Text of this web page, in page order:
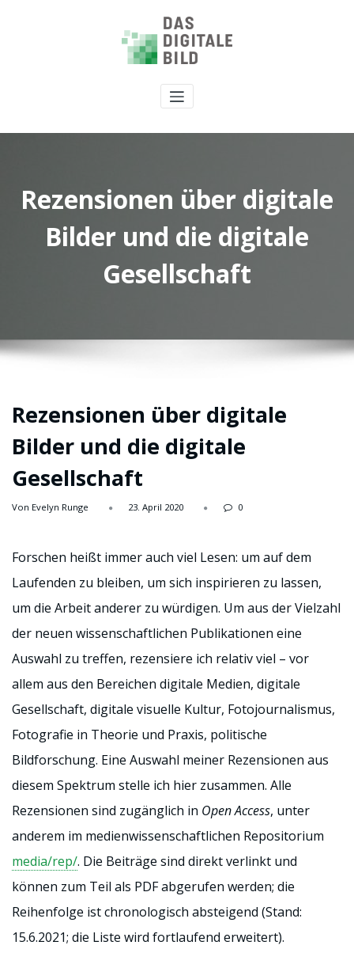
Rezensionen über digitale
Bilder und die digitale
Gesellschaft
Rezensionen über digitale
Bilder und die digitale
Gesellschaft
Von Evelyn Runge 23. April 2020 0
Forschen heißt immer auch viel Lesen: um auf dem
Laufenden zu bleiben, um sich inspirieren zu lassen,
um die Arbeit anderer zu würdigen. Um aus der Vielzahl
der neuen wissenschaftlichen Publikationen eine
Auswahl zu treffen, rezensiere ich relativ viel – vor
allem aus den Bereichen digitale Medien, digitale
Gesellschaft, digitale visuelle Kultur, Fotojournalismus,
Fotografie in Theorie und Praxis, politische
Bildforschung. Eine Auswahl meiner Rezensionen aus
diesem Spektrum stelle ich hier zusammen. Alle
Rezensionen sind zugänglich in Open Access, unter
anderem im medienwissenschaftlichen Repositorium
media/rep/. Die Beiträge sind direkt verlinkt und
können zum Teil als PDF abgerufen werden; die
Reihenfolge ist chronologisch absteigend (Stand:
15.6.2021; die Liste wird fortlaufend erweitert).